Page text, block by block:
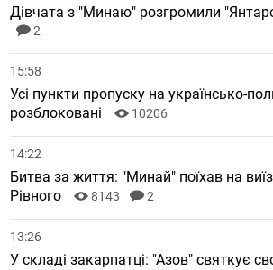
Дівчата з "Минаю" розгромили
2
15:58
Усі пункти пропуску на українсько-
розблоковані
10206
14:22
Битва за життя: "Минай" поїхав на
Рівного
8143 2
13:26
У складі закарпатці: "Азов" святкує